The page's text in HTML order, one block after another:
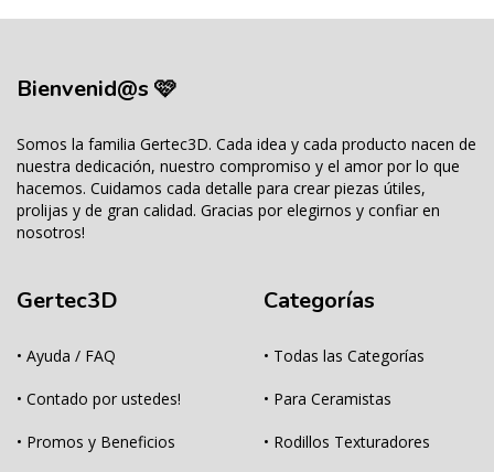
Bienvenid@s 🩷
Somos la familia Gertec3D. Cada idea y cada producto nacen de
nuestra dedicación, nuestro compromiso y el amor por lo que
hacemos. Cuidamos cada detalle para crear piezas útiles,
prolijas y de gran calidad. Gracias por elegirnos y confiar en
nosotros!
Gertec3D
• Ayuda / FAQ
• Contado por ustedes!
• Promos y Beneficios
Categorías
• Todas las Categorías
• Para Ceramistas
• Rodillos Texturadores